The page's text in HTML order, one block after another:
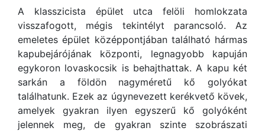
A klasszicista épület utca felöli homlokzata
visszafogott, mégis tekintélyt parancsoló. Az
emeletes épület középpontjában található hármas
kapubejárójának központi, legnagyobb kapuján
egykoron lovaskocsik is behajthattak. A kapu két
sarkán a földön nagyméretű kő golyókat
találhatunk. Ezek az úgynevezett kerékvető kövek,
amelyek gyakran ilyen egyszerű kő golyóként
jelennek meg, de gyakran szinte szobrászati